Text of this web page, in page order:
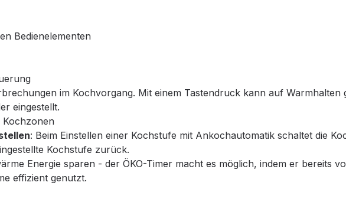
Bedienelementen
im Kochvorgang. Mit einem Tastendruck kann auf Warmhalten
eingestellt.
: Beim Einstellen einer Kochstufe mit Ankochautomatik schaltet die
Kochstufe zurück.
Energie sparen - der ÖKO-Timer macht es möglich, indem er bereits
effizient genutzt.